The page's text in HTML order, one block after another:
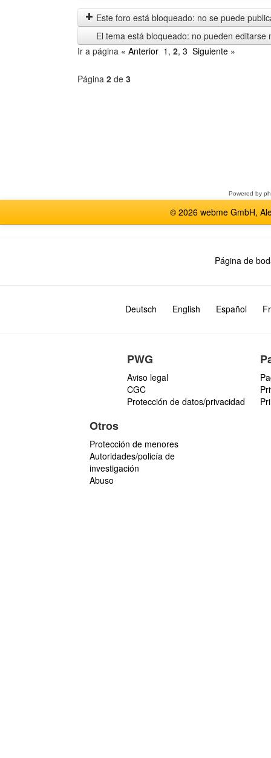
mensajes
anteriores
by
Este foro está bloqueado: no se puede
El tema está bloqueado: no pueden editarse
Ir a página « Anterior 1 , 2, 3 Siguiente »
Página 2 de 3
Powered by
© 2026 webme GmbH,
Página de
Deutsch English Español
PWG
Aviso legal
CGC
Protección de datos/privacidad
Otros
Protección de menores
Autoridades/policía de
investigación
Abuso